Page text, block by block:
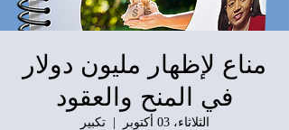
مناع لإظهار مليون دولار
في المنح والعقود
الثلاثاء، 03 أكتوبر
  |
تكبير